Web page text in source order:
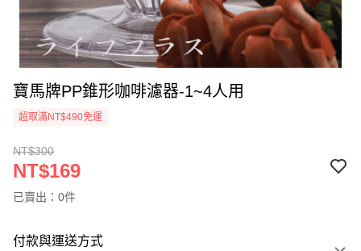
寶馬牌PP錐形咖啡濾器-1~4人用
超取滿NT$490免運
NT$300
NT$169
已賣出：0件
付款與運送方式